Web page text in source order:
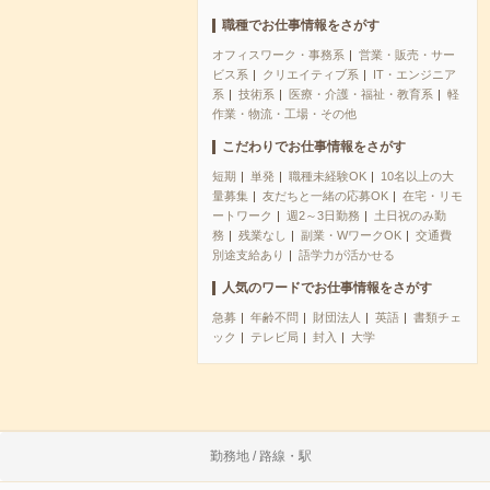
職種でお仕事情報をさがす
オフィスワーク・事務系
営業・販売・サー
ビス系
クリエイティブ系
IT・エンジニア
系
技術系 医療・介護・福祉・教育系
軽
作業・物流・工場・その他
こだわりでお仕事情報をさがす
短期 単発 職種未経験OK
10名以上の大
量募集
友だちと一緒の応募OK
在宅・リモ
ートワーク
週2～3日勤務
土日祝のみ勤
務
残業なし 副業・WワークOK
交通費
別途支給あり
語学力が活かせる
人気のワードでお仕事情報をさがす
急募 年齢不問 財団法人 英語
書類チェ
ック
テレビ局 封入 大学
勤務地 / 路線・駅